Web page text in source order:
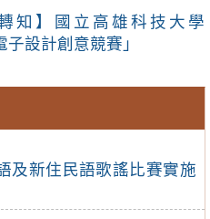
及新住民語歌謠比賽實施
知】國立高雄科技大學
子設計創意競賽」